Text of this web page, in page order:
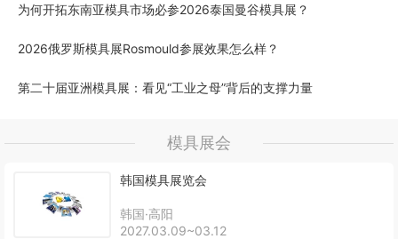
为何开拓东南亚模具市场必参2026泰国曼谷模具展？
2026俄罗斯模具展Rosmould参展效果怎么样？
第二十届亚洲模具展：看见“工业之母”背后的支撑力量
模具展会
韩国模具展览会
韩国·高阳
2027.03.09~03.12